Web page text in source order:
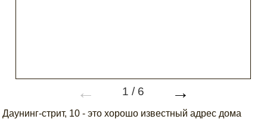
← 1 / 6 →
Даунинг-стрит, 10 - это хорошо известный адрес дома